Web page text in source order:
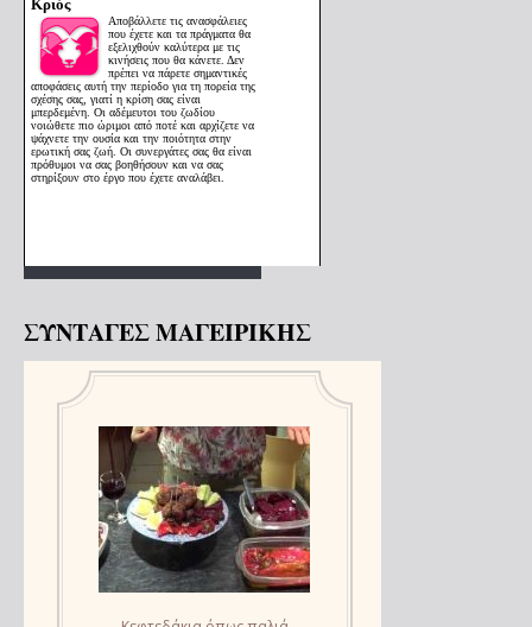
ΣΥΝΤΑΓΕΣ ΜΑΓΕΙΡΙΚΗΣ